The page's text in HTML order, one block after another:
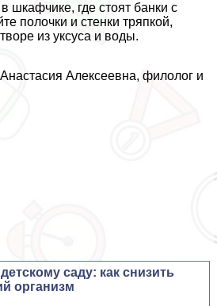
шкафчике, где стоят банки с
полочки и стенки тряпкой,
из уксуса и воды.
Алексеевна, филолог и
саду: как снизить
организм